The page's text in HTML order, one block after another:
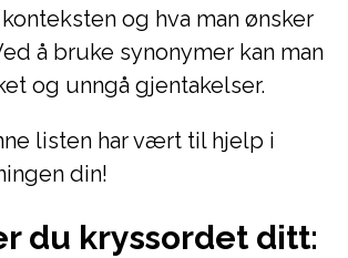
og hva man ønsker
å bruke synonymer kan man
og unngå gjentakelser.
listen har vært til hjelp i
din!
du kryssordet ditt: